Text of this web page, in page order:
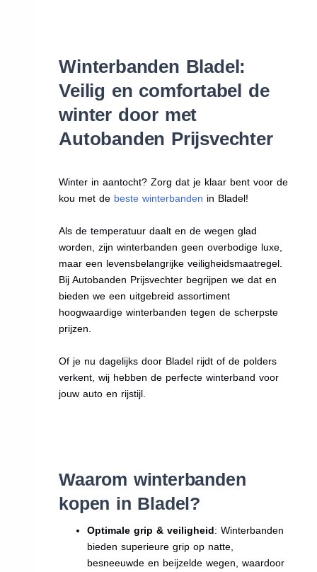
Winterbanden Bladel:
Veilig en comfortabel de
winter door met
Autobanden Prijsvechter
Winter in aantocht? Zorg dat je klaar bent voor de
kou met de beste winterbanden in Bladel!
Als de temperatuur daalt en de wegen glad
worden, zijn winterbanden geen overbodige luxe,
maar een levensbelangrijke veiligheidsmaatregel.
Bij Autobanden Prijsvechter begrijpen we dat en
bieden we een uitgebreid assortiment
hoogwaardige winterbanden tegen de scherpste
prijzen.
Of je nu dagelijks door Bladel rijdt of de polders
verkent, wij hebben de perfecte winterband voor
jouw auto en rijstijl.
Waarom winterbanden
kopen in Bladel?
Optimale grip & veiligheid: Winterbanden
bieden superieure grip op natte,
besneeuwde en beijzelde wegen, waardoor